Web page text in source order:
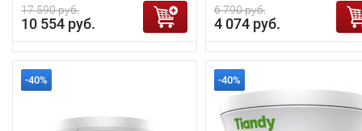
17 590 руб.
10 554 руб.
6 790 руб.
4 074 руб.
-40% -40%